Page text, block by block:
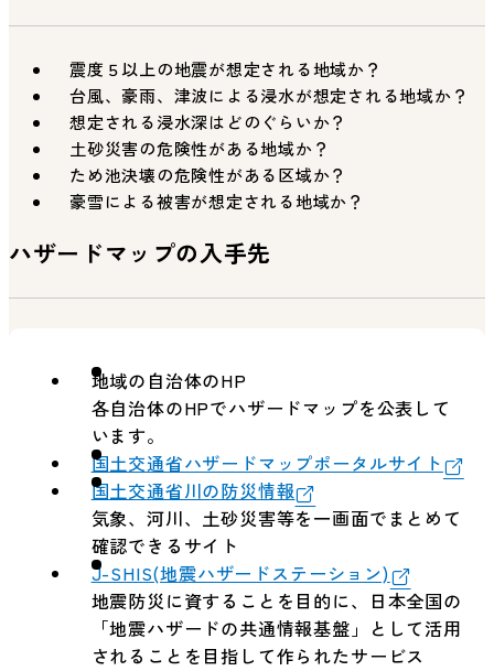
震度５以上の地震が想定される地域か？
台風、豪雨、津波による浸水が想定される地域か？
想定される浸水深はどのぐらいか？
土砂災害の危険性がある地域か？
ため池決壊の危険性がある区域か？
豪雪による被害が想定される地域か？
ハザードマップの入手先
地域の自治体のHP
各自治体のHPでハザードマップを公表して
います。
国土交通省ハザードマップポータルサイト
国土交通省川の防災情報
気象、河川、土砂災害等を一画面でまとめて
確認できるサイト
J-SHIS(地震ハザードステーション)
地震防災に資することを目的に、日本全国の
「地震ハザードの共通情報基盤」として活用
されることを目指して作られたサービス